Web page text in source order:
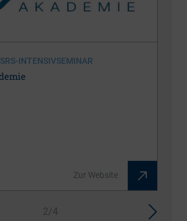
INTENSIVSEMINAR
Zur Website
2/4